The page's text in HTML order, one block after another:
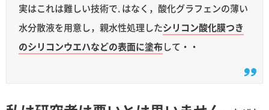
実はこれは難しい技術で. はなく，酸化グラフェンの薄い
水分散液を用意し，親水性処理したシリコン酸化膜つき
のシリコンウエハなどの表面に塗布して・・